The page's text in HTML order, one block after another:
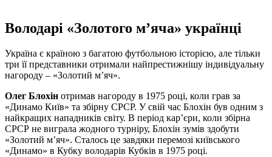
Володарі «Золотого м’яча» українці
Україна є країною з багатою футбольною історією, але тільки
три її представники отримали найпрестижнішу індивідуальну
нагороду – «Золотий м’яч».
Олег Блохін отримав нагороду в 1975 році, коли грав за
«Динамо Київ» та збірну СРСР. У свій час Блохін був одним з
найкращих нападників світу. В період кар’єри, коли збірна
СРСР не виграла жодного турніру, Блохін зумів здобути
«Золотий м’яч». Сталось це завдяки перемозі київського
«Динамо» в Кубку володарів Кубків в 1975 році.